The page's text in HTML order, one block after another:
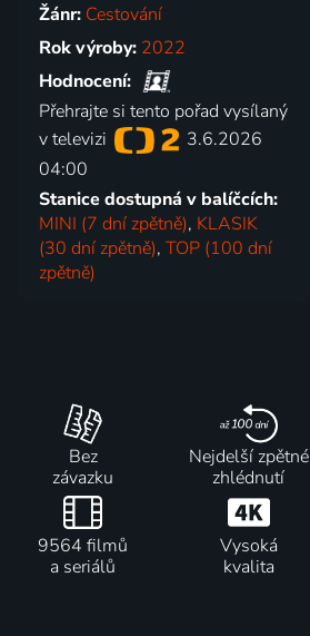
Žánr: Cestování
Rok výroby: 2022
Hodnocení:
Přehrajte si tento pořad vysílaný
v televizi
3.6.2026
04:00
Stanice dostupná v balíčcích:
MINI (7 dní zpětně), KLASIK
(30 dní zpětně),TOP (100 dní
zpětně)
Bez
závazku
Nejdelší zpětné
zhlédnutí
9564 filmů
a seriálů
Vysoká
kvalita